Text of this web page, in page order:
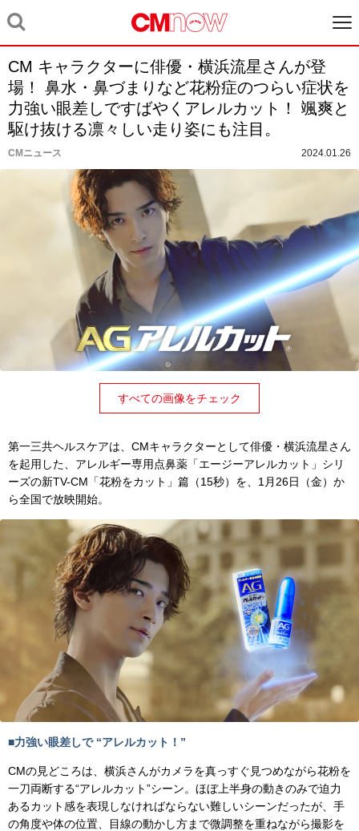
CM キャラクターに俳優・横浜流星さんが登
場！ 鼻水・鼻づまりなど花粉症のつらい症状を
力強い眼差しですばやくアレルカット！ 颯爽と
駆け抜ける凛々しい走り姿にも注目。
CMニュース 2024.01.26
すべての画像をチェック
第一三共ヘルスケアは、CMキャラクターとして俳優・横浜流星さん
を起用した、アレルギー専用点鼻薬「エージーアレルカット」シリ
ーズの新TV-CM「花粉をカット」篇（15秒）を、1月26日（金）か
ら全国で放映開始。
■力強い眼差しで “アレルカット！”
CMの見どころは、横浜さんがカメラを真っすぐ見つめながら花粉を
一刀両断する“アレルカット”シーン。ほぼ上半身の動きのみで迫力
あるカット感を表現しなければならない難しいシーンだったが、手
の角度や体の位置、目線の動かし方まで微調整を重ねながら撮影を